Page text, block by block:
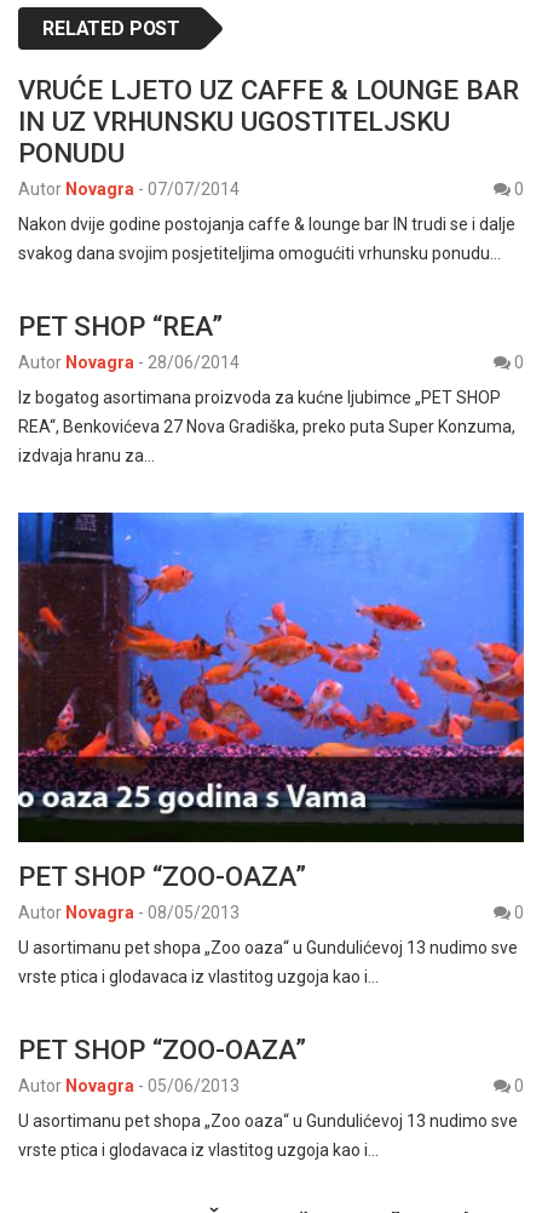
RELATED POST
VRUĆE LJETO UZ CAFFE & LOUNGE BAR
IN UZ VRHUNSKU UGOSTITELJSKU
PONUDU
Autor Novagra - 07/07/2014
0
Nakon dvije godine postojanja caffe & lounge bar IN trudi se i dalje
svakog dana svojim posjetiteljima omogućiti vrhunsku ponudu…
PET SHOP “REA”
Autor Novagra - 28/06/2014
0
Iz bogatog asortimana proizvoda za kućne ljubimce „PET SHOP
REA“, Benkovićeva 27 Nova Gradiška, preko puta Super Konzuma,
izdvaja hranu za…
PET SHOP “ZOO-OAZA”
Autor Novagra - 08/05/2013
0
U asortimanu pet shopa „Zoo oaza“ u Gundulićevoj 13 nudimo sve
vrste ptica i glodavaca iz vlastitog uzgoja kao i…
PET SHOP “ZOO-OAZA”
Autor Novagra - 05/06/2013
0
U asortimanu pet shopa „Zoo oaza“ u Gundulićevoj 13 nudimo sve
vrste ptica i glodavaca iz vlastitog uzgoja kao i…